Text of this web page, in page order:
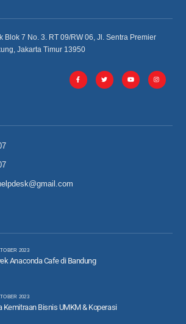
Blok 7 No. 3. RT 09/RW 06, Jl. Sentra Premier
Jakarta Timur 13950
2023
Anaconda Cafe di Bandung
2023
Kemitraan Bisnis UMKM & Koperasi